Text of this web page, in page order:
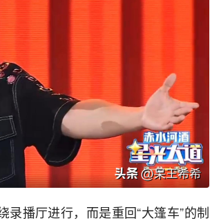
播厅进行，而是重回“大篷车”的制